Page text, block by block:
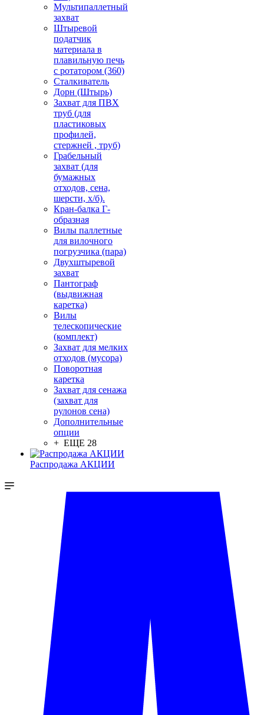
Мультипаллетный
захват
Штыревой
податчик
материала в
плавильную печь
с ротатором (360)
Сталкиватель
Дорн (Штырь)
Захват для ПВХ
труб (для
пластиковых
профилей,
стержней , труб)
Грабельный
захват (для
бумажных
отходов, сена,
шерсти, х/б).
Кран-балка Г-
образная
Вилы паллетные
для вилочного
погрузчика (пара)
Двухштыревой
захват
Пантограф
(выдвижная
каретка)
Вилы
телескопические
(комплект)
Захват для мелких
отходов (мусора)
Поворотная
каретка
Захват для сенажа
(захват для
рулонов сена)
Дополнительные
опции
+ ЕЩЕ 28
Распродажа АКЦИИ